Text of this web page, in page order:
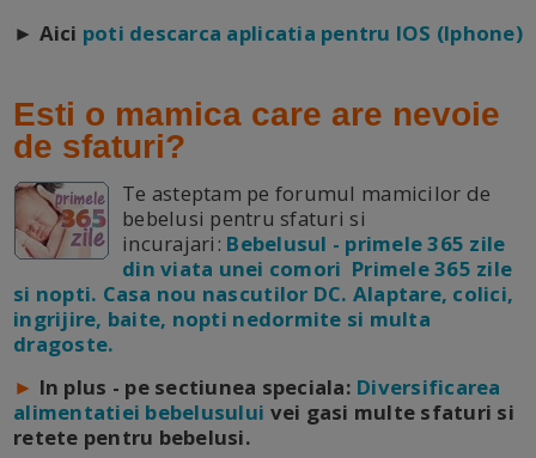
► Aici poti descarca aplicatia pentru IOS (Iphone)
Esti o mamica care are nevoie
de sfaturi?
Te asteptam pe forumul mamicilor de
bebelusi pentru sfaturi si
incurajari: Bebelusul - primele 365 zile
din viata unei comori Primele 365 zile
si nopti. Casa nou nascutilor DC. Alaptare, colici,
ingrijire, baite, nopti nedormite si multa
dragoste.
► In plus - pe sectiunea speciala: Diversificarea
alimentatiei bebelusului vei gasi multe sfaturi si
retete pentru bebelusi.